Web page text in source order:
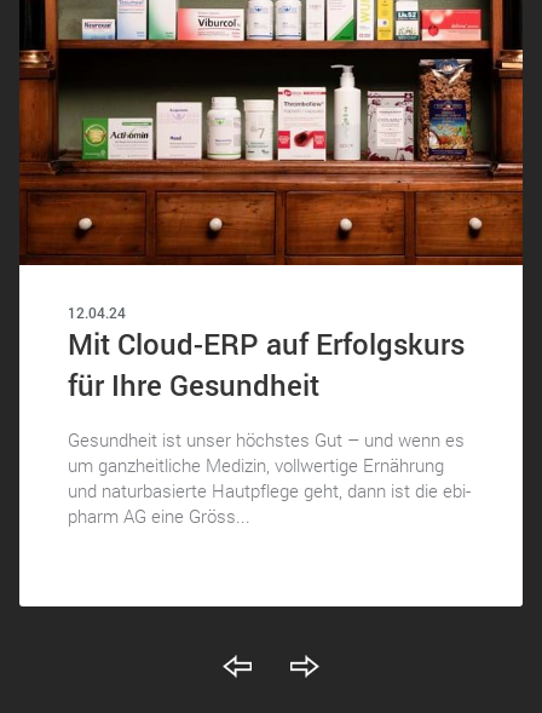
12.04.24
Mit Cloud-ERP auf Erfolgskurs
für Ihre Gesundheit
Gesundheit ist unser höchstes Gut – und wenn es
um ganzheitliche Medizin, vollwertige Ernährung
und naturbasierte Hautpflege geht, dann ist die ebi-
pharm AG eine Gröss...